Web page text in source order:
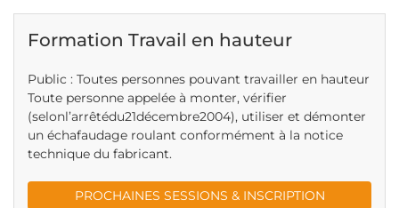
Formation Travail en hauteur
Public : Toutes personnes pouvant travailler en hauteur
Toute personne appelée à monter, vérifier
(selonl’arrêtédu21décembre2004), utiliser et démonter
un échafaudage roulant conformément à la notice
technique du fabricant.
PROCHAINES SESSIONS & INSCRIPTION